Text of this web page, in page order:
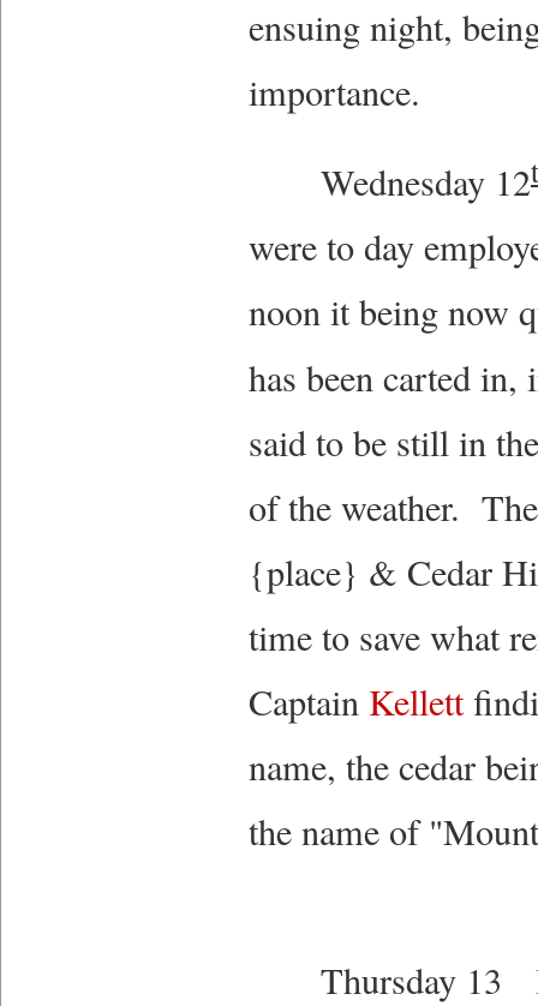
ensuing night,
importance.
Wednesday 12
were to day
noon it being now
has been carted
said to be still in
of the weather.
{place} & Cedar
time to save what
Captain Kellett
name, the cedar
the name of
Thursday 13